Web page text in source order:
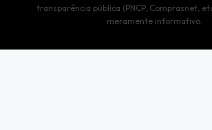
transparência pública (PNCP, Comprasnet,
meramente informativo.